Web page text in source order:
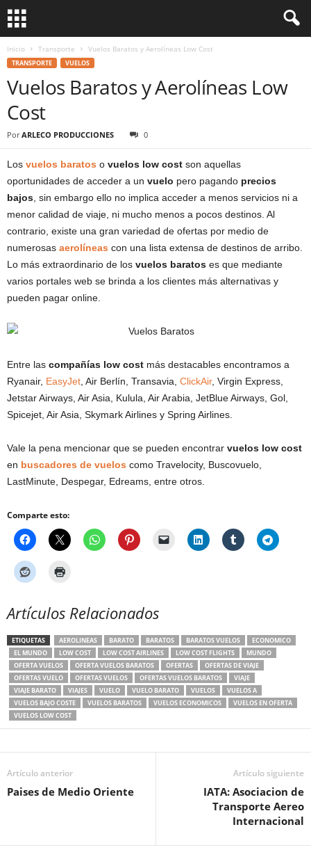
Inicio Transporte Vuelos Baratos y Aerolíneas Low Cost
TRANSPORTE VUELOS
Vuelos Baratos y Aerolíneas Low
Cost
Por ARLECO PRODUCCIONES 0
Los vuelos baratos o vuelos low cost son aquellas
oportunidades de acceder a un vuelo pero pagando precios
bajos , sin embargo ello no implica acceder a menos servicios ni a
menor calidad de viaje, ni mucho menos a pocos destinos. Al
contrario, existe una gran variedad de ofertas por medio de
numerosas aerolíneas con una lista extensa de destinos de arribo.
Lo más extraordinario de los vuelos baratos es que mediante
varios portales web se brinda a los clientes más alternativas y
pueden pagar online.
Entre las compañías low cost más destacables encontramos a
Ryanair, EasyJet , Air Berlín, Transavia, ClickAir, Virgin Express,
Jetstar Airways, Air Asia, Kulula, Air Arabia, JetBlue Airways, Gol,
Spicejet, Air Asia, Skymark Airlines y Spring Airlines.
Vale la pena mencionar que se pueden encontrar vuelos low cost
en buscadores de vuelos como Travelocity, Buscovuelo,
LastMinute, Despegar, Edreams, entre otros.
Comparte esto:
Artículos Relacionados
ETIQUETAS AEROLINEAS BARATO BARATOS BARATOS VUELOS
ECONOMICO
EL MUNDO
LOW COST LOW COST AIRLINES LOW COST FLIGHTS
MUNDO
OFERTA VUELOS
OFERTA VUELOS BARATOS OFERTAS
OFERTAS DE VIAJE
OFERTAS VUELO
OFERTAS VUELOS OFERTAS VUELOS BARATOS
VIAJE
VIAJE BARATO
VIAJES VUELO VUELO BARATO VUELOS
VUELOS A
VUELOS BAJO COSTE
VUELOS BARATOS VUELOS ECONOMICOS
VUELOS EN OFERTA
VUELOS LOW COST
Artículo anterior
Paises de Medio Oriente
Artículo siguiente
IATA: Asociacion de
Transporte Aereo
Internacional